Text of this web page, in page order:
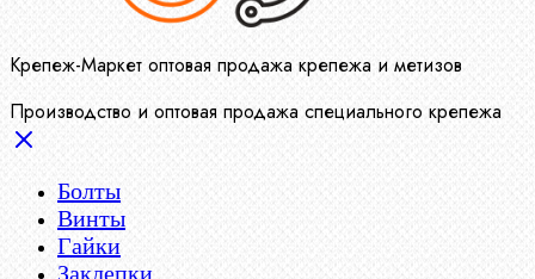
Крепеж-Маркет оптовая продажа крепежа и метизов
Производство и оптовая продажа специального крепежа
Болты
Винты
Гайки
Заклепки